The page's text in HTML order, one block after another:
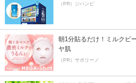
（PR）ジハンピ
朝1分貼るだけ！ミルクピ
ヤ肌
（PR）サボリーノ